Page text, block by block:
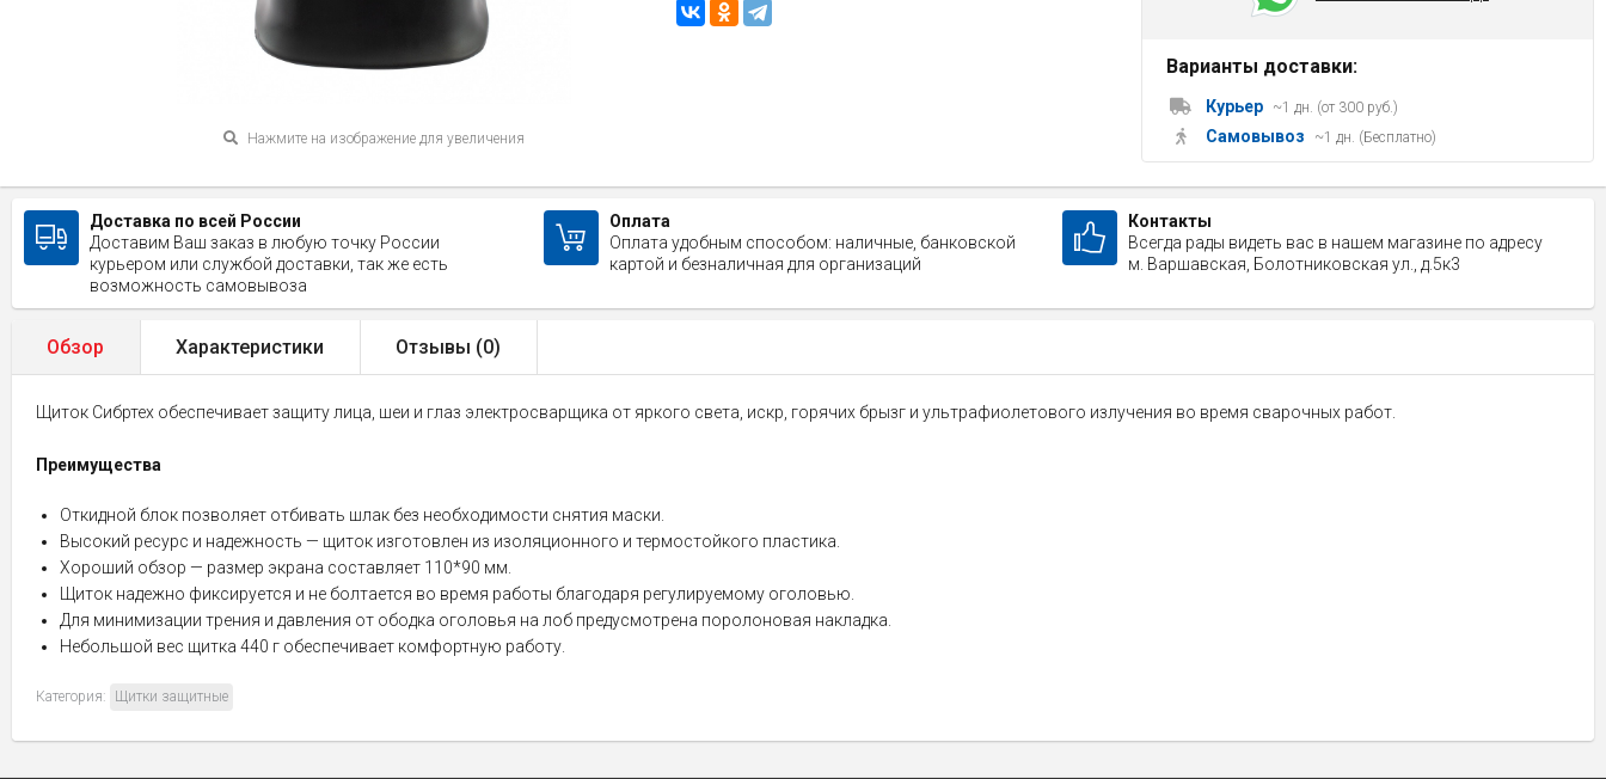
Нажмите на изображение для увеличения
Варианты доставки:
Курьер ~1 дн. (от 300 руб.)
Самовывоз ~1 дн. (Бесплатно)
Доставка по всей России
Доставим Ваш заказ в любую точку России
курьером или службой доставки, так же есть
возможность самовывоза
Оплата
Оплата удобным способом: наличные, банковской
картой и безналичная для организаций
Контакты
Всегда рады видеть вас в нашем магазине по адресу
м. Варшавская, Болотниковская ул., д.5к3
Обзор Характеристики Отзывы (0)
Щиток Сибртех обеспечивает защиту лица, шеи и глаз электросварщика от яркого света, искр, горячих брызг и ультрафиолетового излучения во время сварочных работ.
Преимущества
Откидной блок позволяет отбивать шлак без необходимости снятия маски.
Высокий ресурс и надежность — щиток изготовлен из изоляционного и термостойкого пластика.
Хороший обзор — размер экрана составляет 110*90 мм.
Щиток надежно фиксируется и не болтается во время работы благодаря регулируемому оголовью.
Для минимизации трения и давления от ободка оголовья на лоб предусмотрена поролоновая накладка.
Небольшой вес щитка 440 г обеспечивает комфортную работу.
Категория: Щитки защитные